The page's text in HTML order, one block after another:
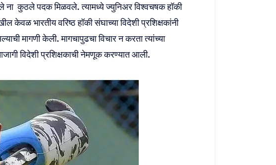
ना ‌ कुठले पदक मिळवले. त्यामध्ये ज्युनिअर विश्वचषक हॉकी
केवळ भारतीय वरिष्ठ हॉकी संघाच्या विदेशी प्रशिक्षकांनी
मागणी केली. मागचापुढचा विचार न करता त्यांच्या
विदेशी प्रशिक्षकाची नेमणूक करण्यात आली.